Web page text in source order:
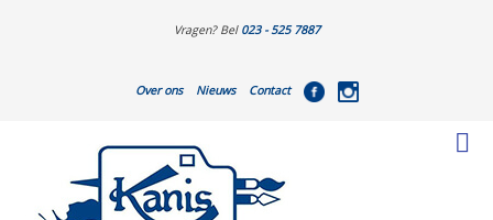
Vragen? Bel 023 - 525 7887
Over ons Nieuws Contact